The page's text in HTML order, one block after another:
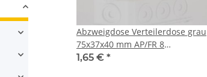
Abzweigdose Verteilerdose grau
75x37x40 mm AP/FR 8
Einführungen iP54
1,65 € *